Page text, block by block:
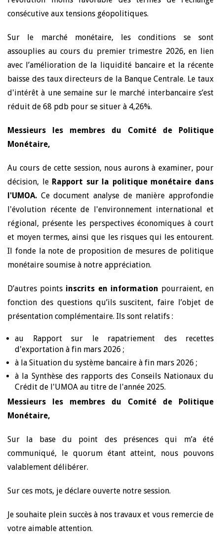
consécutive aux tensions géopolitiques.
Sur le marché monétaire, les conditions se sont
assouplies au cours du premier trimestre 2026, en lien
avec l’amélioration de la liquidité bancaire et la récente
baisse des taux directeurs de la Banque Centrale. Le taux
d'intérêt à une semaine sur le marché interbancaire s’est
réduit de 68 pdb pour se situer à 4,26%.
Messieurs les membres du Comité de Politique
Monétaire,
Au cours de cette session, nous aurons à examiner, pour
décision, le Rapport sur la politique monétaire dans
l'UMOA. Ce document analyse de manière approfondie
l'évolution récente de l'environnement international et
régional, présente les perspectives économiques à court
et moyen termes, ainsi que les risques qui les entourent.
Il fonde la note de proposition de mesures de politique
monétaire soumise à notre appréciation.
D’autres points inscrits en information pourraient, en
fonction des questions qu’ils suscitent, faire l’objet de
présentation complémentaire. Ils sont relatifs :
au Rapport sur le rapatriement des recettes
d'exportation à fin mars 2026 ;
à la Situation du système bancaire à fin mars 2026 ;
à la Synthèse des rapports des Conseils Nationaux du
Crédit de l'UMOA au titre de l'année 2025.
Messieurs les membres du Comité de Politique
Monétaire,
Sur la base du point des présences qui m’a été
communiqué, le quorum étant atteint, nous pouvons
valablement délibérer.
Sur ces mots, je déclare ouverte notre session.
Je souhaite plein succès à nos travaux et vous remercie de
votre aimable attention.